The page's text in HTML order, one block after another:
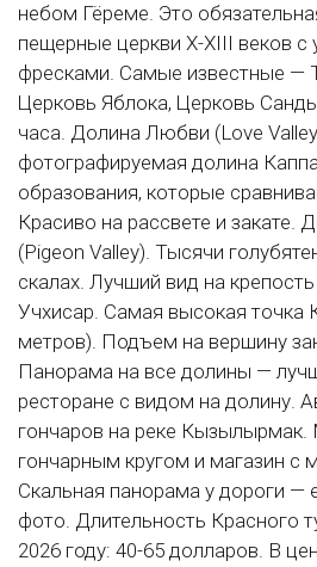
небом Гёреме. Это
пещерные церкви X-XIII веков с
фресками. Самые известные —
Церковь Яблока, Церковь
часа. Долина Любви (Love
фотографируемая долина
образования, которые
Красиво на рассвете и закате.
(Pigeon Valley). Тысячи
скалах. Лучший вид на
Учхисар. Самая высокая точка
метров). Подъем на вершину
Панорама на все долины —
ресторане с видом на долину.
гончаров на реке Кызылырмак.
гончарным кругом и магазин с
Скальная панорама у дороги —
фото. Длительность Красного
2026 году: 40-65 долларов. В